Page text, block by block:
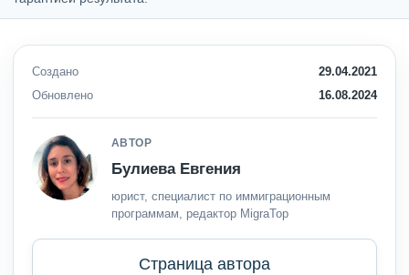
Создано
29.04.2021
Обновлено
16.08.2024
АВТОР
Булиева Евгения
юрист, специалист по иммиграционным
программам, редактор MigraTop
Страница автора